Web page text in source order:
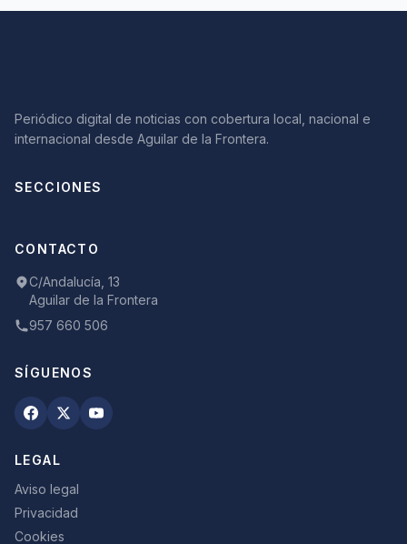
Periódico digital de noticias con cobertura local, nacional e
internacional desde Aguilar de la Frontera.
SECCIONES
CONTACTO
C/Andalucía, 13
Aguilar de la Frontera
957 660 506
SÍGUENOS
LEGAL
Aviso legal
Privacidad
Cookies